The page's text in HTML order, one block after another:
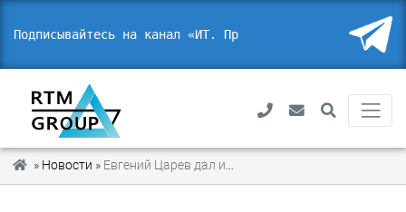
Подписывайтесь на канал «ИТ. Прав
» Новости »